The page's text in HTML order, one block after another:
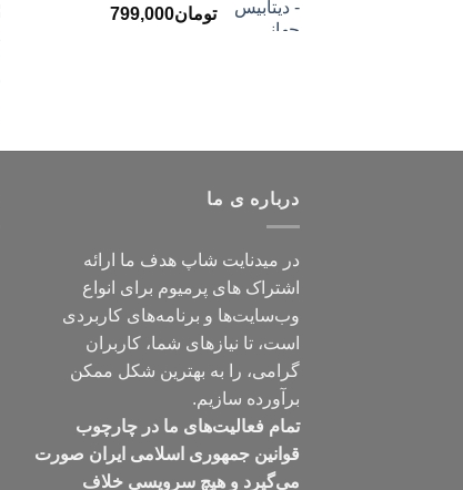
تومان799,000
درباره ی ما
در میدنایت شاپ هدف ما ارائه
اشتراک های پرمیوم برای انواع
وب‌سایت‌ها و برنامه‌های کاربردی
است، تا نیازهای شما، کاربران
گرامی، را به بهترین شکل ممکن
برآورده سازیم.
تمام فعالیت‌های ما در چارچوب
قوانین جمهوری اسلامی ایران صورت
می‌گیرد و هیچ سرویسی خلاف